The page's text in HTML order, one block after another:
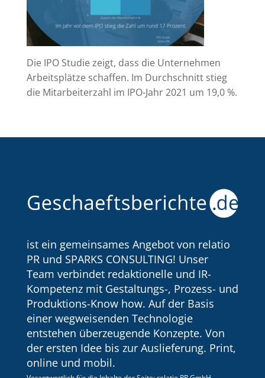
Die IPO Studie zeigt, dass die Unternehmen
Arbeitsplätze schaffen. Im Durchschnitt stieg
die Mitarbeiterzahl im IPO-Jahr 2021 um 19,0 %.
ist ein gemeinsames Angebot von relatio
PR und SPARKS CONSULTING! Unser
Team verbindet redaktionelle und IR-
Kompetenz mit Gestaltungs-, Prozess- und
Produktions-Know how. Auf der Basis
einer wegweisenden Technologie
entstehen überzeugende Konzepte. Von
der ersten Idee bis zur Auslieferung. Print,
online und mobil.